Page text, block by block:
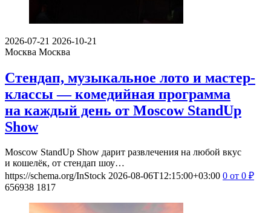
2026-07-21 2026-10-21
Москва Москва
Стендап, музыкальное лото и мастер-
классы — комедийная программа
на каждый день от Moscow StandUp
Show
Moscow StandUp Show дарит развлечения на любой вкус
и кошелёк, от стендап шоу…
https://schema.org/InStock 2026-08-06T12:15:00+03:00 0 от 0 ₽
656938 1817